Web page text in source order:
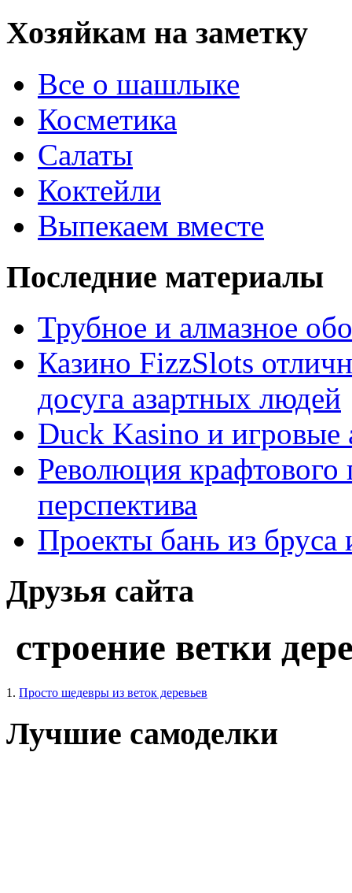
Хозяйкам на заметку
Все о шашлыке
Косметика
Салаты
Коктейли
Выпекаем вместе
Последние материалы
Трубное и алмазное
Казино FizzSlots
досуга азартных людей
Duck Kasino и игровые
Революция
перспектива
Проекты бань из бруса
Друзья сайта
строение ветки
1. Просто шедевры из веток деревьев
Лучшие самоделки